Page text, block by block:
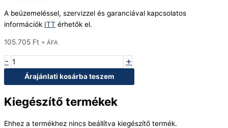
A beüzemeléssel, szervizzel és garanciával kapcsolatos
információk ITT érhetők el.
105.705 Ft + ÁFA
- +
Árajánlati kosárba teszem
Kiegészítő termékek
Ehhez a termékhez nincs beállítva kiegészítő termék.